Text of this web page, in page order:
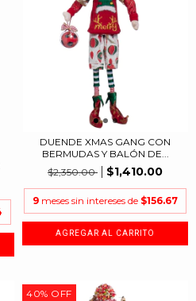
DUENDE XMAS GANG CON
BERMUDAS Y BALÓN DE...
$2,350.00
$1,410.00
9 meses sin intereses de $156.67
40% OFF